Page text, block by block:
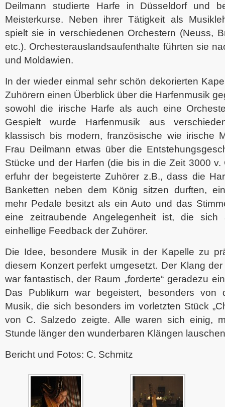
Deilmann studierte Harfe in Düsseldorf und
Meisterkurse. Neben ihrer Tätigkeit als
spielt sie in verschiedenen Orchestern (Neuss,
etc.). Orchesterauslandsaufenthalte führten sie
und Moldawien.
In der wieder einmal sehr schön dekorierten
Zuhörern einen Überblick über die Harfenmusik
sowohl die irische Harfe als auch eine
Gespielt wurde Harfenmusik aus
klassisch bis modern, französische wie irische
Frau Deilmann etwas über die
Stücke und der Harfen (die bis in die Zeit 3000 v.
erfuhr der begeisterte Zuhörer z.B., dass die
Banketten neben dem König sitzen durften,
mehr Pedale besitzt als ein Auto und das
eine zeitraubende Angelegenheit ist, die
einhellige Feedback der Zuhörer.
Die Idee, besondere Musik in der Kapelle zu
diesem Konzert perfekt umgesetzt. Der Klang
war fantastisch, der Raum „forderte“ geradezu
Das Publikum war begeistert, besonders von
Musik, die sich besonders im vorletzten Stück
von C. Salzedo zeigte. Alle waren sich einig,
Stunde länger den wunderbaren Klängen
Bericht und Fotos: C. Schmitz